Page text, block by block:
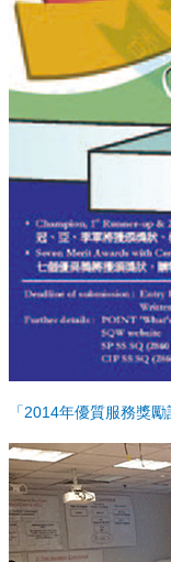
「2014年優質服務獎